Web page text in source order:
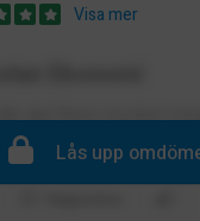
Visa mer
det finns mycket
Lås upp